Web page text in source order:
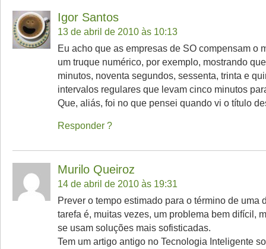
Igor Santos
13 de abril de 2010 às 10:13
Eu acho que as empresas de SO compensam o
um truque numérico, por exemplo, mostrando
minutos, noventa segundos, sessenta, trinta e
intervalos regulares que levam cinco minutos
Que, aliás, foi no que pensei quando vi o título
Responder
Murilo Queiroz
14 de abril de 2010 às 19:31
Prever o tempo estimado para o término de uma
tarefa é, muitas vezes, um problema bem difícil,
se usam soluções mais sofisticadas.
Tem um artigo antigo no Tecnologia Inteligente